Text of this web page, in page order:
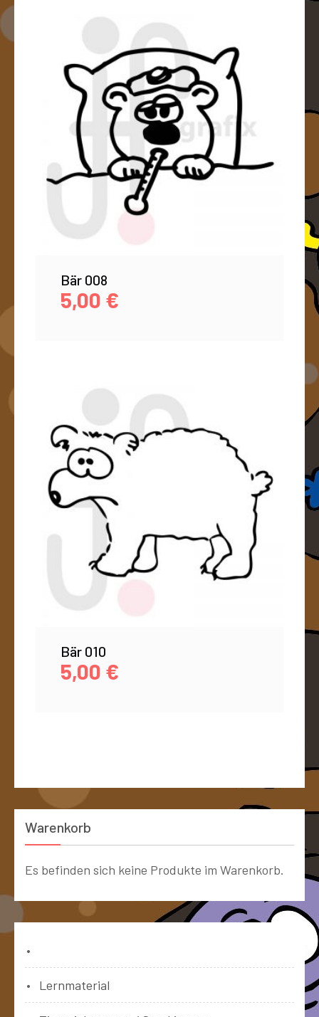
Bär 008
5,00 €
Bär 010
5,00 €
Warenkorb
Es befinden sich keine Produkte im Warenkorb.
Lernmaterial